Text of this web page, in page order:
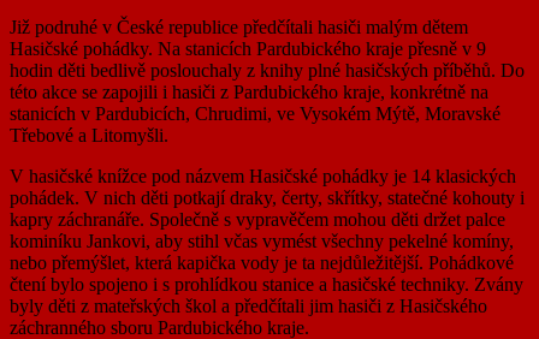
Již podruhé v České republice předčítali hasiči malým dětem
Hasičské pohádky. Na stanicích Pardubického kraje přesně v 9
hodin děti bedlivě poslouchaly z knihy plné hasičských příběhů. Do
této akce se zapojili i hasiči z Pardubického kraje, konkrétně na
stanicích v Pardubicích, Chrudimi, ve Vysokém Mýtě, Moravské
Třebové a Litomyšli.
V hasičské knížce pod názvem Hasičské pohádky je 14 klasických
pohádek. V nich děti potkají draky, čerty, skřítky, statečné kohouty i
kapry záchranáře. Společně s vypravěčem mohou děti držet palce
kominíku Jankovi, aby stihl včas vymést všechny pekelné komíny,
nebo přemýšlet, která kapička vody je ta nejdůležitější. Pohádkové
čtení bylo spojeno i s prohlídkou stanice a hasičské techniky. Zvány
byly děti z mateřských škol a předčítali jim hasiči z Hasičského
záchranného sboru Pardubického kraje.